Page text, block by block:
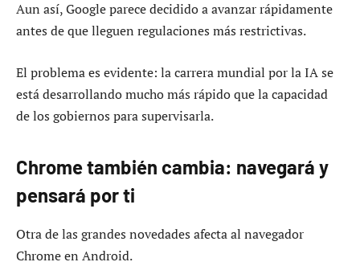
Aun así, Google parece decidido a avanzar rápidamente
antes de que lleguen regulaciones más restrictivas.
El problema es evidente: la carrera mundial por la IA se
está desarrollando mucho más rápido que la capacidad
de los gobiernos para supervisarla.
Chrome también cambia: navegará y
pensará por ti
Otra de las grandes novedades afecta al navegador
Chrome en Android.